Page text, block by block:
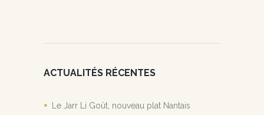
ACTUALITÉS RÉCENTES
Le Jarr Li Goût, nouveau plat Nantais